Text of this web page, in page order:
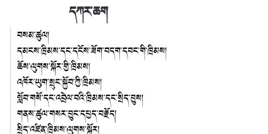
དཀར་ཆག
བསམ་ཚུལ།
དམངས་ཁྲིམས་དང་དངོས་ཟོག་བདག་དབང་གི་ཁྲིམས།
ཆོས་ལུགས་སྐོར་གྱི་ཁྲིམས།
འཁོར་ཡུག་སྲུང་སྐྱོབ་ཀྱི་ཁྲིམས།
སློབ་གསོ་དང་འབྲེལ་བའི་ཁྲིམས་དང་སྲིད་བྱུས།
གནས་ཚུལ་གསར་བྱུང་དཔྱད་བརྗོད།
སྲིད་འཛིན་ཁྲིམས་ལུགས་སྐོར།